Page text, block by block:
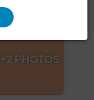
+2 PHOTOS